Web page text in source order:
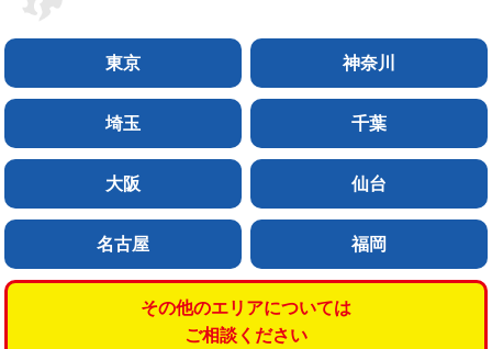
東京 神奈川
埼玉 千葉
大阪 仙台
名古屋 福岡
その他のエリアについては
ご相談ください